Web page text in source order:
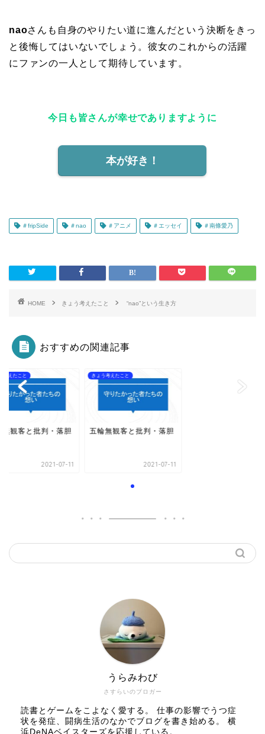
naoさんも自身のやりたい道に進んだという決断をきっ
と後悔してはいないでしょう。彼女のこれからの活躍
にファンの一人として期待しています。
今日も皆さんが幸せでありますように
本が好き！
＃fripSide ＃nao ＃アニメ ＃エッセイ ＃南條愛乃
HOME きょう考えたこと “nao”という生き方
おすすめの関連記事
考えたこと
無観客と批判・落胆
2021-07-11
きょう考えたこと
五輪無観客と批判・落胆
2021-07-11
さすらいのブロガー
うらみわび
読書とゲームをこよなく愛する。 仕事の影響でうつ症
状を発症、闘病生活のなかでブログを書き始める。 横
浜DeNAベイスターズを応援している。